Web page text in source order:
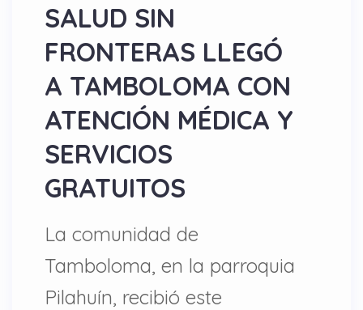
SALUD SIN
FRONTERAS LLEGÓ
A TAMBOLOMA CON
ATENCIÓN MÉDICA Y
SERVICIOS
GRATUITOS
La comunidad de
Tamboloma, en la parroquia
Pilahuín, recibió este